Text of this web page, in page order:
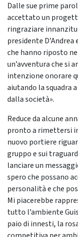
Dalle sue prime
accettato un
ringraziare
presidente
che hanno riposto
un’avventura che si
intenzione onorare
aiutando la squadra
dalla società».
Reduce da alcune
pronto a rimettersi
nuovo portiere
gruppo e sui
lanciare un
spero che possano
personalità e che
Mi piacerebbe
tutto l’ambiente
paio di innesti, la